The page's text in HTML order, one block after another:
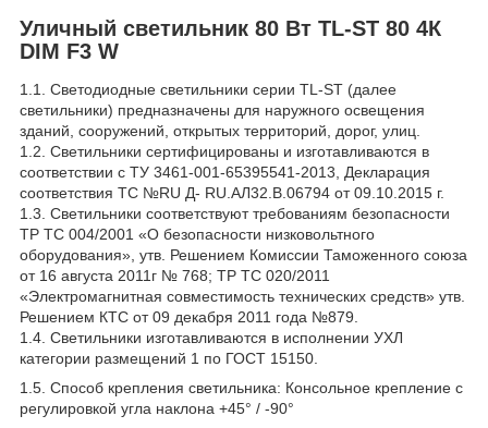
Уличный светильник 80 Вт TL-ST 80 4К
DIM F3 W
1.1. Светодиодные светильники серии TL-ST (далее
светильники) предназначены для наружного освещения
зданий, сооружений, открытых территорий, дорог, улиц.
1.2. Светильники сертифицированы и изготавливаются в
соответствии с ТУ 3461-001-65395541-2013, Декларация
соответствия ТС №RU Д- RU.АЛ32.В.06794 от 09.10.2015 г.
1.3. Светильники соответствуют требованиям безопасности
ТР ТС 004/2001 «О безопасности низковольтного
оборудования», утв. Решением Комиссии Таможенного союза
от 16 августа 2011г № 768; ТР ТС 020/2011
«Электромагнитная совместимость технических средств» утв.
Решением КТС от 09 декабря 2011 года №879.
1.4. Светильники изготавливаются в исполнении УХЛ
категории размещений 1 по ГОСТ 15150.
1.5. Способ крепления светильника: Консольное крепление с
регулировкой угла наклона +45° / -90°